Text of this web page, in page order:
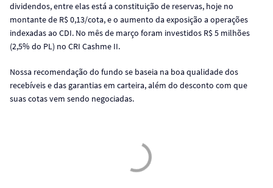
dividendos, entre elas está a constituição de reservas, hoje no
montante de R$ 0,13/cota, e o aumento da exposição a operações
indexadas ao CDI. No mês de março foram investidos R$ 5 milhões
(2,5% do PL) no CRI Cashme II.
Nossa recomendação do fundo se baseia na boa qualidade dos
recebíveis e das garantias em carteira, além do desconto com que
suas cotas vem sendo negociadas.